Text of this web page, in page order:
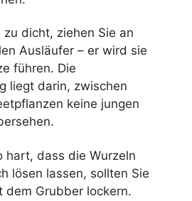
dicht, ziehen Sie an
Ausläufer – er wird sie
führen. Die
liegt darin, zwischen
keine jungen
hart, dass die Wurzeln
lösen lassen, sollten Sie
dem Grubber lockern.